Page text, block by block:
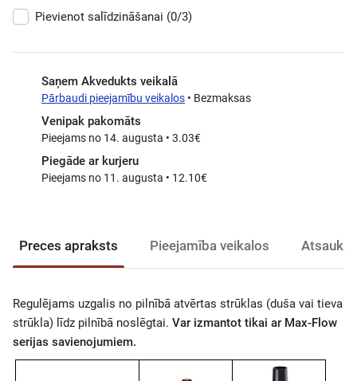
Preces apraksts Pieejamība veikalos
Regulējams uzgalis no pilnībā atvērtas strūklas (duša vai tieva
strūkla) līdz pilnībā noslēgtai. Var izmantot tikai ar Max-Flow
serijas savienojumiem.
Pievienot salīdzināšanai (0/3)
Saņem Akvedukts veikalā
Pārbaudi pieejamību veikalos • Bezmaksas
Venipak pakomāts
Pieejams no 14. augusta • 3.03€
Piegāde ar kurjeru
Pieejams no 11. augusta • 12.10€